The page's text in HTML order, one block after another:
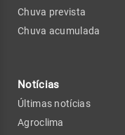
Chuva prevista
Chuva acumulada
Notícias
Últimas notícias
Agroclima